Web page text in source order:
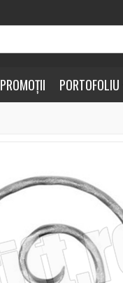
PROMOȚII PORTOFOLIU